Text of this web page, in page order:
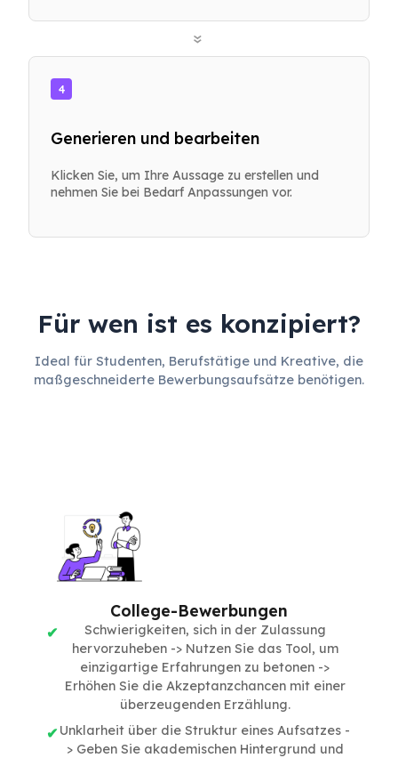
»
4
Generieren und bearbeiten
Klicken Sie, um Ihre Aussage zu erstellen und
nehmen Sie bei Bedarf Anpassungen vor.
Für wen ist es konzipiert?
Ideal für Studenten, Berufstätige und Kreative, die
maßgeschneiderte Bewerbungsaufsätze benötigen.
College-Bewerbungen
Schwierigkeiten, sich in der Zulassung
hervorzuheben -> Nutzen Sie das Tool, um
einzigartige Erfahrungen zu betonen ->
Erhöhen Sie die Akzeptanzchancen mit einer
überzeugenden Erzählung.
Unklarheit über die Struktur eines Aufsatzes -
> Geben Sie akademischen Hintergrund und